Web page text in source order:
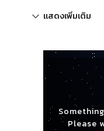
แสดงเพิ่มเติม
Please